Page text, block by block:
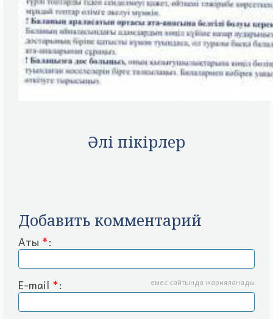
Әлі пікірлер
Добавить комментарий
Аты *:
E-mail *: емес сайтында жарияланады